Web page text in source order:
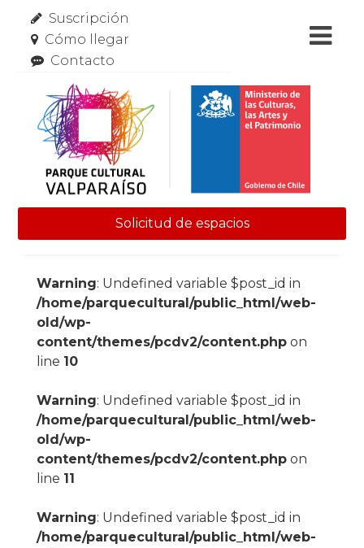
Suscripción
Cómo llegar
Contacto
Solicitud de espacios
Warning: Undefined variable $post_id in
/home/parquecultural/public_html/web-
old/wp-
content/themes/pcdv2/content.phpon
line 10
Warning: Undefined variable $post_id in
/home/parquecultural/public_html/web-
old/wp-
content/themes/pcdv2/content.phpon
line 11
Warning: Undefined variable $post_id in
/home/parquecultural/public_html/web-